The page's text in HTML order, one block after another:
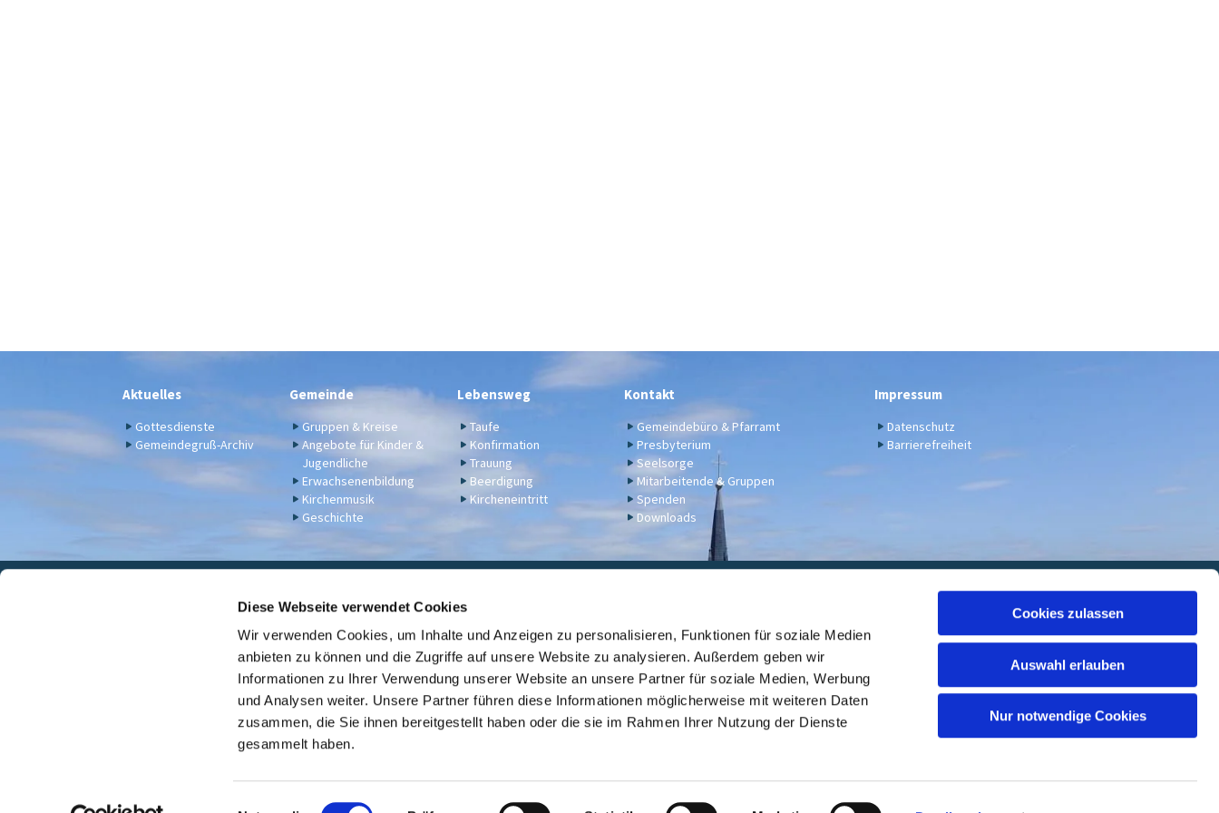
Diese Webseite verwendet Cookies
Wir verwenden Cookies, um Inhalte und Anzeigen zu personalisieren, Funktionen für soziale Medien
anbieten zu können und die Zugriffe auf unsere Website zu analysieren. Außerdem geben wir
Informationen zu Ihrer Verwendung unserer Website an unsere Partner für soziale Medien, Werbung
und Analysen weiter. Unsere Partner führen diese Informationen möglicherweise mit weiteren Daten
zusammen, die Sie ihnen bereitgestellt haben oder die sie im Rahmen Ihrer Nutzung der Dienste
gesammelt haben.
Cookies zulassen
Auswahl erlauben
Nur notwendige Cookies
Aktuelles
Gottesdienste
Gemeindegruß-Archiv
Gemeinde
Gruppen & Kreise
Angebote für Kinder &
Jugendliche
Erwachsenenbildung
Kirchenmusik
Geschichte
Lebensweg
Taufe
Konfirmation
Trauung
Beerdigung
Kircheneintritt
Kontakt
Gemeindebüro & Pfarramt
Presbyterium
Seelsorge
Mitarbeitende & Gruppen
Spenden
Downloads
Impressum
Datenschutz
Barrierefreiheit
Für Spenden u. a. - Bankverbindung: KD Bank (Bank für Kirche und Diakonie), IBAN: DE14 3506 0190 6531 7000 05, BIC: GENODED1DKD
Kontaktinformationenev. Kirche Engers
Link zur Übersicht der evangelischen Kirchengemeinden der Stadt Neuwied